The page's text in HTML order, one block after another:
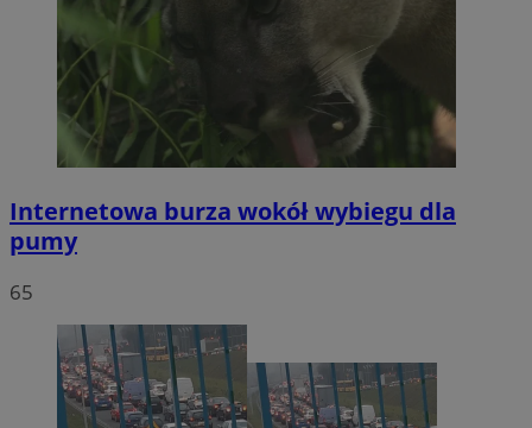
Internetowa burza wokół wybiegu dla
pumy
65